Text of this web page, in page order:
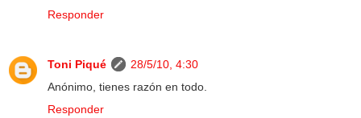
Responder
Toni Piqué
28/5/10, 4:30
Anónimo, tienes razón en todo.
Responder